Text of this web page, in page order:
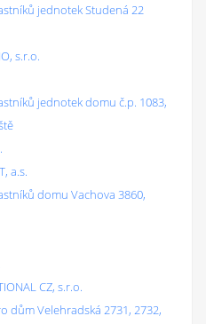
jednotek Studená 22
s.r.o.
jednotek domu č.p. 1083,
a.s.
domu Vachova 3860,
CZ, s.r.o.
dům Velehradská 2731, 2732,